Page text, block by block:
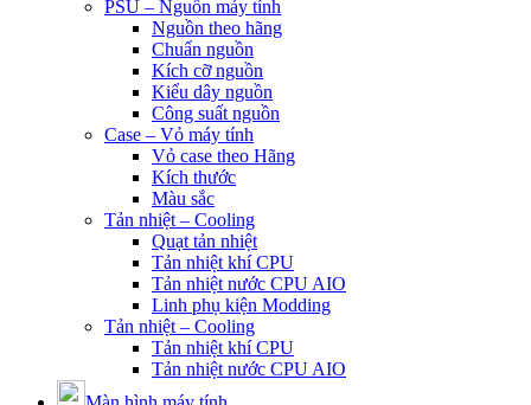
PSU – Nguồn máy tính
Nguồn theo hãng
Chuẩn nguồn
Kích cỡ nguồn
Kiểu dây nguồn
Công suất nguồn
Case – Vỏ máy tính
Vỏ case theo Hãng
Kích thước
Màu sắc
Tản nhiệt – Cooling
Quạt tản nhiệt
Tản nhiệt khí CPU
Tản nhiệt nước CPU AIO
Linh phụ kiện Modding
Tản nhiệt – Cooling
Tản nhiệt khí CPU
Tản nhiệt nước CPU AIO